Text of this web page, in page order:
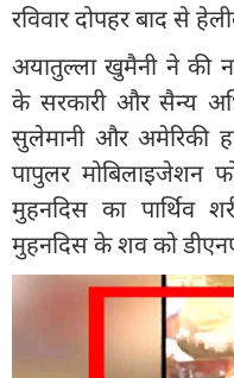
रविवार दोपहर बाद से
अयातुल्ला खुमैनी ने की
के सरकारी और सैन्य
सुलेमानी और अमेरिकी
पापुलर मोबिलाइजेशन
मुहनदिस का पार्थिव
मुहनदिस के शव को